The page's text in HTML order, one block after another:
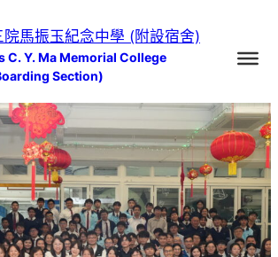
院馬振玉紀念中學 (附設宿舍)
C. Y. Ma Memorial College
Section)